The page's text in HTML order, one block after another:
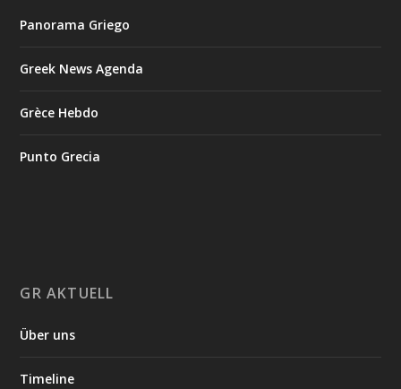
Panorama Griego
Greek News Agenda
Grèce Hebdo
Punto Grecia
GR AKTUELL
Über uns
Timeline